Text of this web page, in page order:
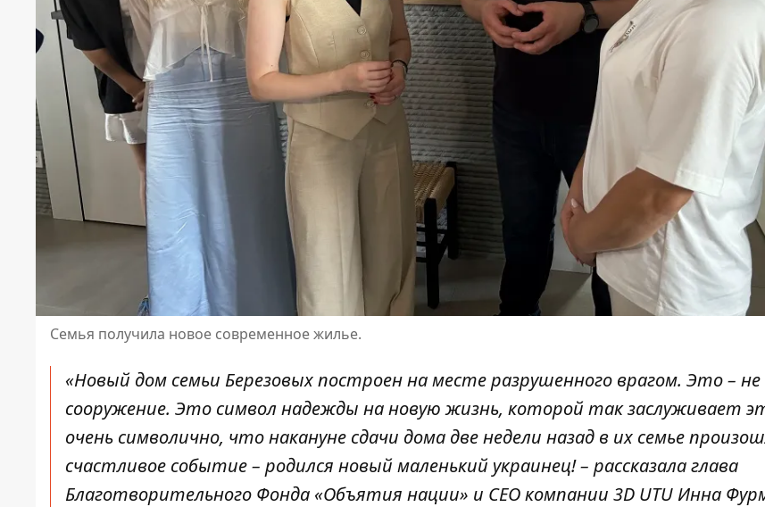
Семья получила новое современное жилье.
«Новый дом семьи Березовых построен на месте разрушенного врагом. Это –
сооружение. Это символ надежды на новую жизнь, которой так заслуживает
очень символично, что накануне сдачи дома две недели назад в их семье
счастливое событие – родился новый маленький украинец! – рассказала глава
Благотворительного Фонда «Объятия нации» и CEO компании 3D UTU Инна